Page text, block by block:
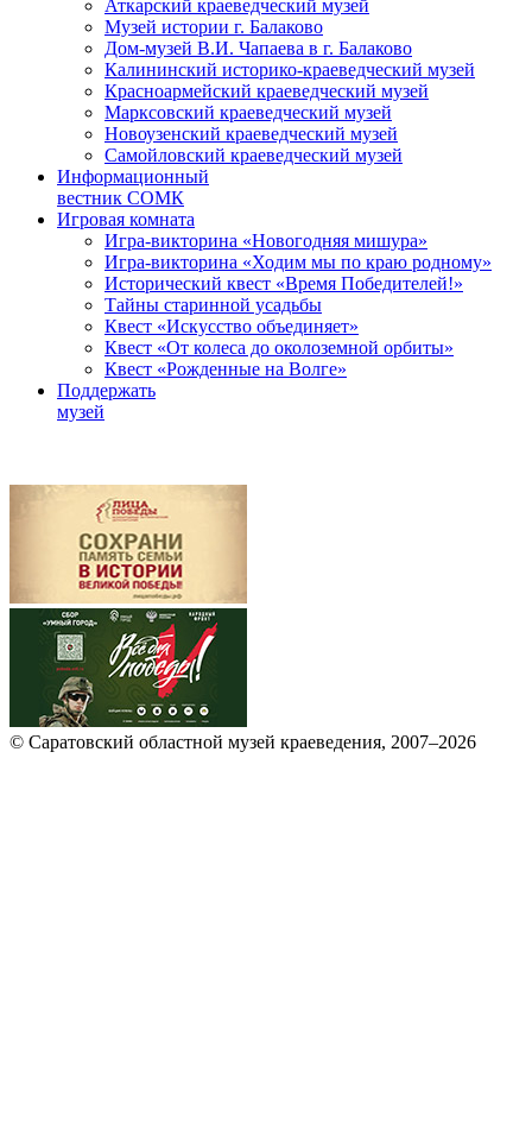
Аткарский краеведческий музей
Музей истории г. Балаково
Дом-музей В.И. Чапаева в г. Балаково
Калининский историко-краеведческий музей
Красноармейский краеведческий музей
Марксовский краеведческий музей
Новоузенский краеведческий музей
Самойловский краеведческий музей
Информационный
вестник СОМК
Игровая комната
Игра-викторина «Новогодняя мишура»
Игра-викторина «Ходим мы по краю родному»
Исторический квест «Время Победителей!»
Тайны старинной усадьбы
Квест «Искусство объединяет»
Квест «От колеса до околоземной орбиты»
Квест «Рожденные на Волге»
Поддержать
музей
© Саратовский областной музей краеведения, 2007–2026